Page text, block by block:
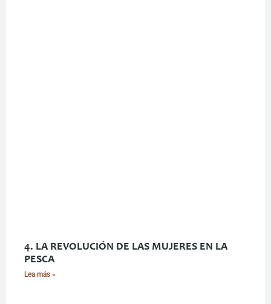
4. LA REVOLUCIÓN DE LAS MUJERES EN LA
PESCA
Lea más »